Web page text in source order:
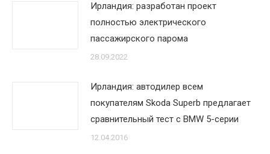
Ирландия: разработан проект
полностью электрического
пассажирского парома
28.09.2022
Ирландия: автодилер всем
покупателям Skoda Superb предлагает
сравнительный тест с BMW 5-серии
12.04.2016